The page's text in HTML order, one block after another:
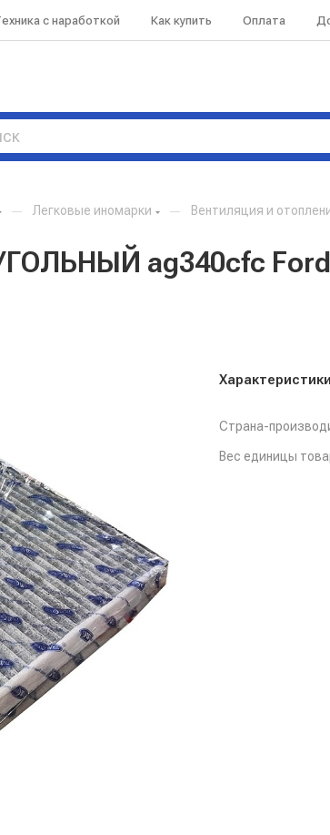
с наработкой Как купить Оплата
— Легковые иномарки — Вентиляция и
ag340cfc Ford
Характеристики
Страна-
Вес единицы